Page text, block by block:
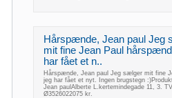
Hårspænde, Jean paul Jeg
mit fine Jean Paul
har fået et n..
Hårspænde, Jean paul Jeg sælger mit fine
jeg har fået et nyt. Ingen brugstegn
Jean paulAlberte L.kertemindegade 11, 3.
Ø3526022075 kr.